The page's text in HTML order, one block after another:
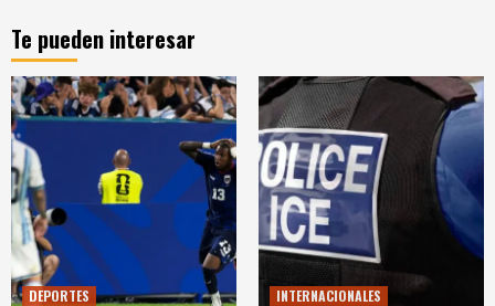
Te pueden interesar
DEPORTES INTERNACIONALES